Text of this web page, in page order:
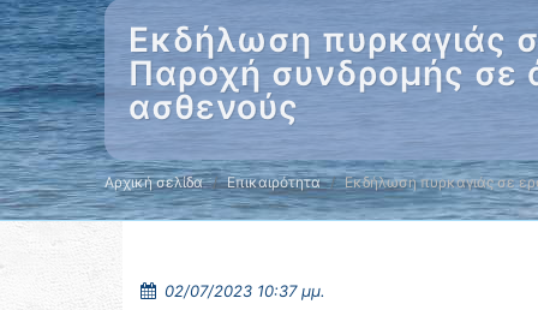
Εκδήλωση πυρκαγιάς
Παροχή συνδρομής σε
ασθενούς
Αρχική σελίδα Επικαιρότητα Εκδήλωση πυρκαγιάς σε
02/07/2023 10:37 μμ.